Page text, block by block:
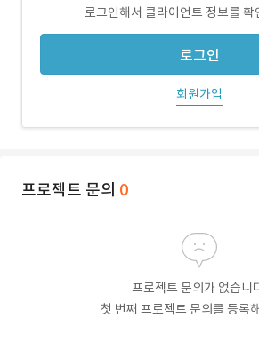
로그인해서 클라이언트 정보를 확
로그인
회원가입
프로젝트 문의 0
프로젝트 문의가 없습니
첫 번째 프로젝트 문의를 등록